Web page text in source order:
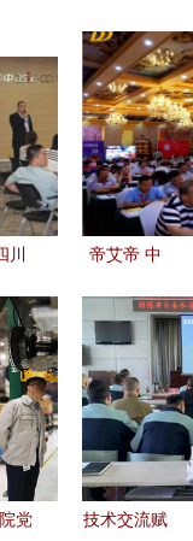
川
术
技
发
帝艾帝 中
新产品、新
技术研讨交
流会（成都
站）技术交
流圆满成功
党
技术交流赋